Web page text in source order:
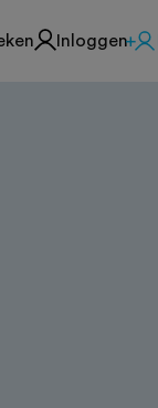
Inloggen